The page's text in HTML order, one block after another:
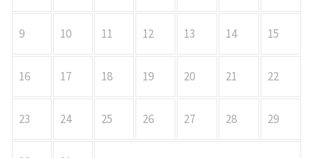
9 10 11 12 13 14 15
16 17 18 19 20 21 22
23 24 25 26 27 28 29